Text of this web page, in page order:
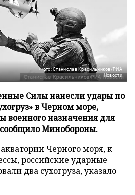
Фото: Станислав Красильников/РИА
Новости
Силы нанесли удары по
в Черном море,
военного назначения для
Минобороны.
Черного моря, к
российские ударные
два сухогруза, указало